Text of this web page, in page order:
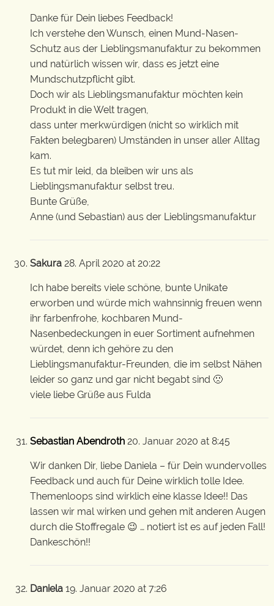
Danke für Dein liebes Feedback!
Ich verstehe den Wunsch, einen Mund-Nasen-
Schutz aus der Lieblingsmanufaktur zu bekommen
und natürlich wissen wir, dass es jetzt eine
Mundschutzpflicht gibt.
Doch wir als Lieblingsmanufaktur möchten kein
Produkt in die Welt tragen,
dass unter merkwürdigen (nicht so wirklich mit
Fakten belegbaren) Umständen in unser aller Alltag
kam.
Es tut mir leid, da bleiben wir uns als
Lieblingsmanufaktur selbst treu.
Bunte Grüße,
Anne (und Sebastian) aus der Lieblingsmanufaktur
Sakura 28. April 2020 at 20:22
Ich habe bereits viele schöne, bunte Unikate
erworben und würde mich wahnsinnig freuen wenn
ihr farbenfrohe, kochbaren Mund-
Nasenbedeckungen in euer Sortiment aufnehmen
würdet, denn ich gehöre zu den
Lieblingsmanufaktur-Freunden, die im selbst Nähen
leider so ganz und gar nicht begabt sind 🙁
viele liebe Grüße aus Fulda
Sebastian Abendroth 20. Januar 2020 at 8:45
Wir danken Dir, liebe Daniela – für Dein wundervolles
Feedback und auch für Deine wirklich tolle Idee.
Themenloops sind wirklich eine klasse Idee!! Das
lassen wir mal wirken und gehen mit anderen Augen
durch die Stoffregale 😉 … notiert ist es auf jeden Fall!
Dankeschön!!
Daniela 19. Januar 2020 at 7:26